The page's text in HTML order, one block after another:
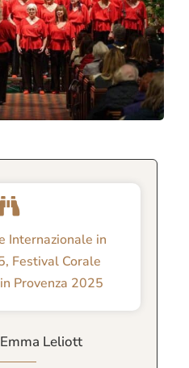
Internazionale in
, Festival Corale
Provenza 2025
Leliott